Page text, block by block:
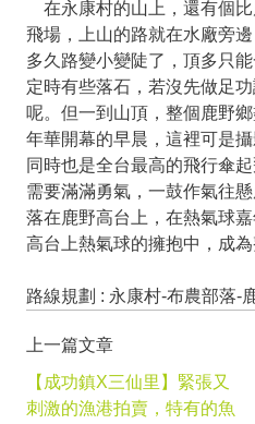
在永康村的山上，還有個
飛場，上山的路就在水廠旁
多久路變小變陡了，頂多只
定時有些落石，若沒先做足
呢。但一到山頂，整個鹿野
年華開幕的早晨，這裡可是
同時也是全台最高的飛行傘
需要滿滿勇氣，一鼓作氣往
落在鹿野高台上，在熱氣球
高台上熱氣球的擁抱中，成
路線規劃 : 永康村-布農部落-
上一篇文章
【成功鎮X三仙里】緊張又
刺激的漁港拍賣，特有的魚